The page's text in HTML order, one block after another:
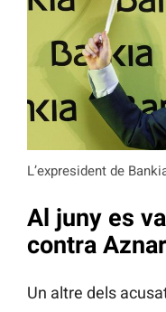
L’expresident de
Al juny es
contra Aznar
Un altre dels